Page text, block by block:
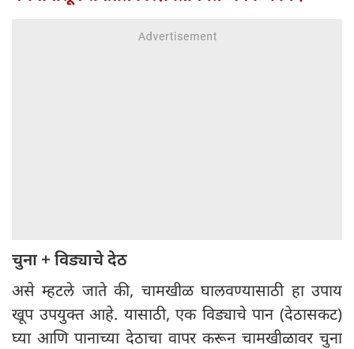
चुना + विड्याचे देठ
असे म्हटले जाते की, चामखीळ घालवण्यासाठी हा उपाय
खूप उपयुक्त आहे. यासाठी, एक विड्याचे पान (देठासकट)
घ्या आणि पानाच्या देठाचा वापर करून चामखीळावर चुना